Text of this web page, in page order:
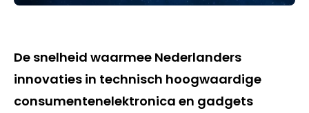
De snelheid waarmee Nederlanders
innovaties in technisch hoogwaardige
consumentenelektronica en gadgets